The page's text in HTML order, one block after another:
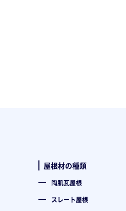
屋根材の種類
陶肌瓦屋根
スレート屋根